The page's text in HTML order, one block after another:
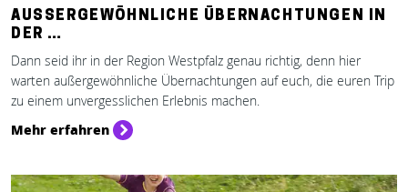
AUSSERGEWÖHNLICHE ÜBERNACHTUNGEN IN D
ER …
Dann seid ihr in der Region Westpfalz genau richtig, denn hier
warten außergewöhnliche Übernachtungen auf euch, die euren Trip
zu einem unvergesslichen Erlebnis machen.
Mehr erfahren